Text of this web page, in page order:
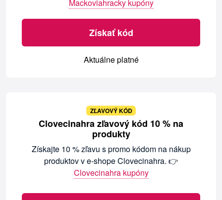
Mackoviahracky kupóny
Získať kód
Aktuálne platné
ZĽAVOVÝ KÓD
Clovecinahra zľavový kód 10 % na
produkty
Získajte 10 % zľavu s promo kódom na nákup
produktov v e-shope Clovecinahra. 👉
Clovecinahra kupóny